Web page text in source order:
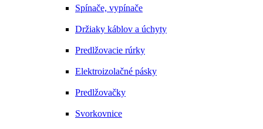
Spínače, vypínače
Držiaky káblov a úchyty
Predlžovacie rúrky
Elektroizolačné pásky
Predlžovačky
Svorkovnice